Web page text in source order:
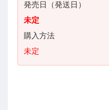
発売日（発送日）
未定
購入方法
未定